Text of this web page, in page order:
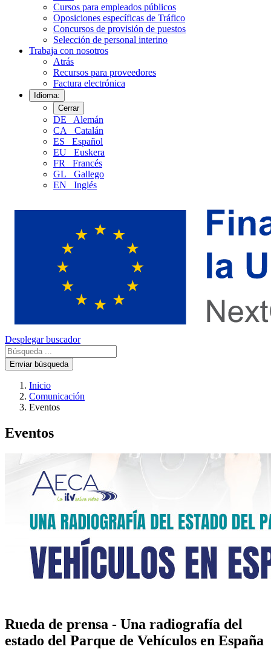
Cursos para empleados públicos
Oposiciones específicas de Tráfico
Concursos de provisión de puestos
Selección de personal interino
Trabaja con nosotros
Atrás
Recursos para proveedores
Factura electrónica
Idioma:
Cerrar
DE
Alemán
CA
Catalán
ES
Español
EU
Euskera
FR
Francés
GL
Gallego
EN
Inglés
Desplegar buscador
Enviar búsqueda
Inicio
Comunicación
Eventos
Eventos
Rueda de prensa - Una radiografía del
estado del Parque de Vehículos en España